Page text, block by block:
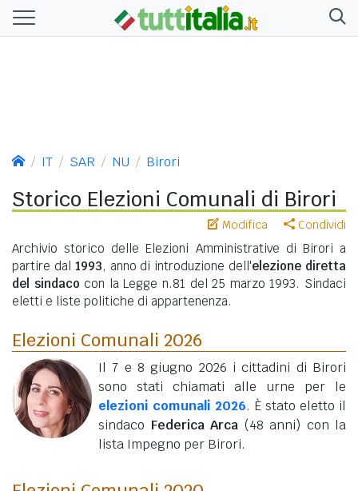
IT SAR NU Birori
Storico Elezioni Comunali di Birori
Modifica Condividi
Archivio storico delle Elezioni Amministrative di Birori a
partire dal 1993, anno di introduzione dell'elezione diretta
del sindaco con la Legge n.81 del 25 marzo 1993. Sindaci
eletti e liste politiche di appartenenza.
Elezioni Comunali 2026
Il 7 e 8 giugno 2026 i cittadini di Birori
sono stati chiamati alle urne per le
elezioni comunali 2026. È stato eletto il
sindaco Federica Arca (48 anni) con la
lista Impegno per Birori.